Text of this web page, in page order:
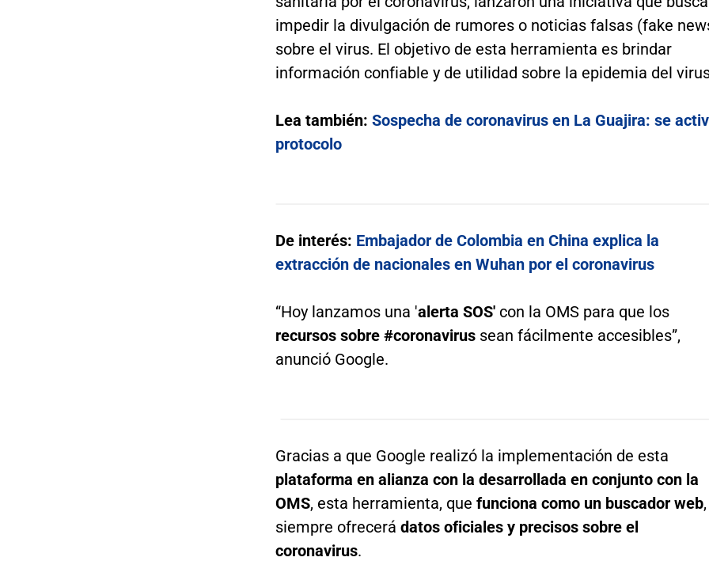
impedir la divulgación de rumores o noticias falsas (fake
sobre el virus. El objetivo de esta herramienta es brindar
información confiable y de utilidad sobre la epidemia del
Lea también: Sospecha de coronavirus en La Guajira: se
protocolo
De interés: Embajador de Colombia en China explica la
extracción de nacionales en Wuhan por el coronavirus
“Hoy lanzamos una 'alerta SOS'con la OMS para que los
recursos sobre #coronavirus sean fácilmente accesibles”,
anunció Google.
Gracias a que Google realizó la implementación de esta
plataforma en alianza con la desarrollada en conjunto con la
OMS, esta herramienta, que funciona como un buscador web,
siempre ofrecerá datos oficiales y precisos sobre el
coronavirus.